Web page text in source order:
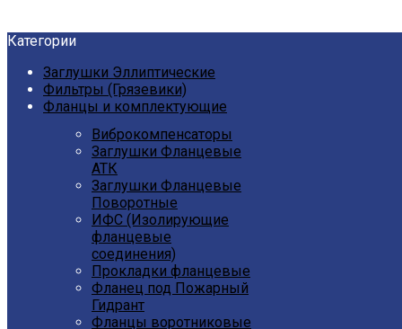
Категории
Заглушки Эллиптические
Фильтры (Грязевики)
Фланцы и комплектующие
Виброкомпенсаторы
Заглушки Фланцевые
АТК
Заглушки Фланцевые
Поворотные
ИФС (Изолирующие
фланцевые
соединения)
Прокладки фланцевые
Фланец под Пожарный
Гидрант
Фланцы воротниковые